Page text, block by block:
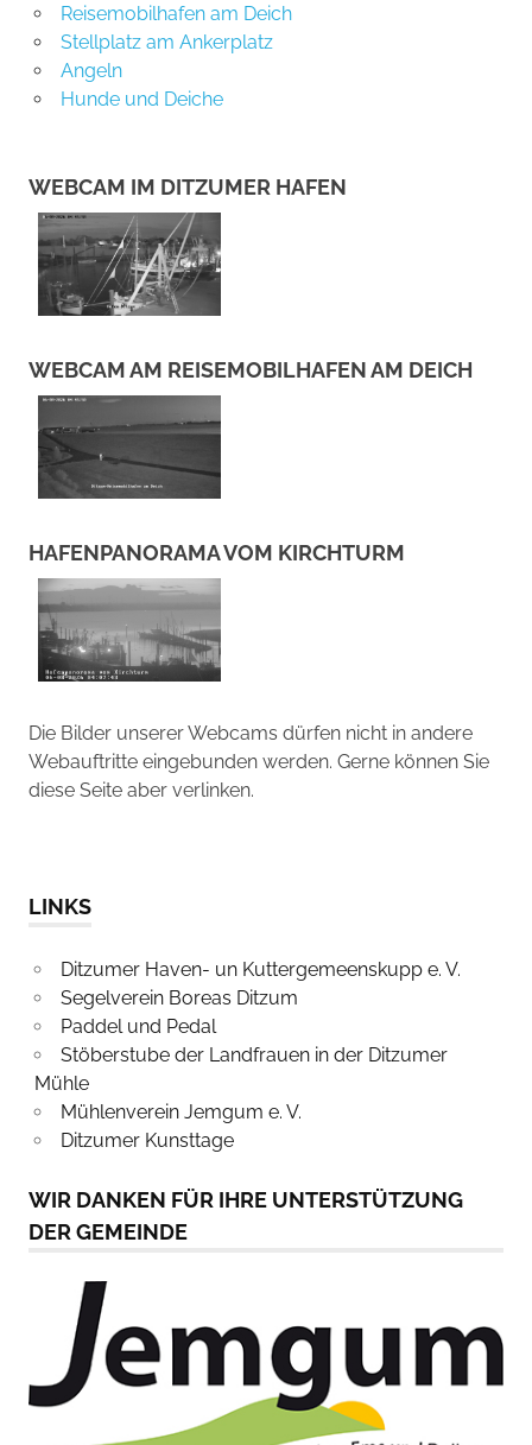
Reisemobilhafen am Deich
Stellplatz am Ankerplatz
Angeln
Hunde und Deiche
WEBCAM IM DITZUMER HAFEN
WEBCAM AM REISEMOBILHAFEN AM DEICH
HAFENPANORAMA VOM KIRCHTURM
Die Bilder unserer Webcams dürfen nicht in andere
Webauftritte eingebunden werden. Gerne können Sie
diese Seite aber verlinken.
LINKS
Ditzumer Haven- un Kuttergemeenskupp e. V.
Segelverein Boreas Ditzum
Paddel und Pedal
Stöberstube der Landfrauen in der Ditzumer
Mühle
Mühlenverein Jemgum e. V.
Ditzumer Kunsttage
WIR DANKEN FÜR IHRE UNTERSTÜTZUNG
DER GEMEINDE